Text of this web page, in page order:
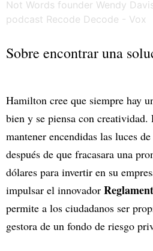
Sobre encontrar una
Hamilton cree que siempre hay
bien y se piensa con creatividad.
mantener encendidas las luces de
después de que fracasara una
dólares para invertir en su
impulsar el innovador
permite a los ciudadanos ser
gestora de un fondo de riesgo